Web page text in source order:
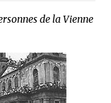
de la Vienne